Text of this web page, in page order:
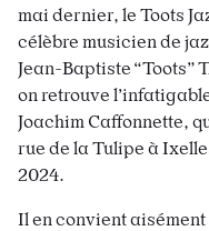
mai dernier, le Toots
célèbre musicien de
Jean-Baptiste “Toots”
on retrouve
Joachim Caffonnette,
rue de la Tulipe à
2024.
Il en convient aisément